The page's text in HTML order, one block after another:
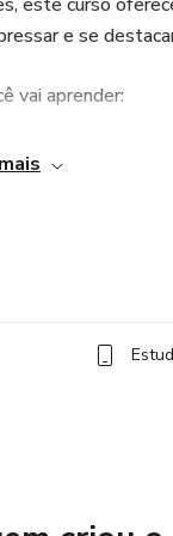
e se
vai aprender:
Movimentos
regular, você